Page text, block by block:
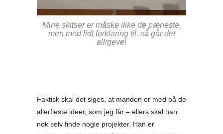
Mine skitser er måske ikke de pæneste,
men med lidt forklaring til, så går det
alligevel
Faktisk skal det siges, at manden er med på de
allerfleste ideer, som jeg får – ellers skal han
nok selv finde nogle projekter. Han er